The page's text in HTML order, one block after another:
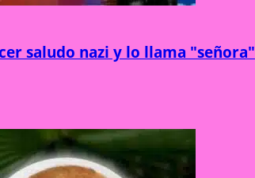
saludo nazi y lo llama "señora"